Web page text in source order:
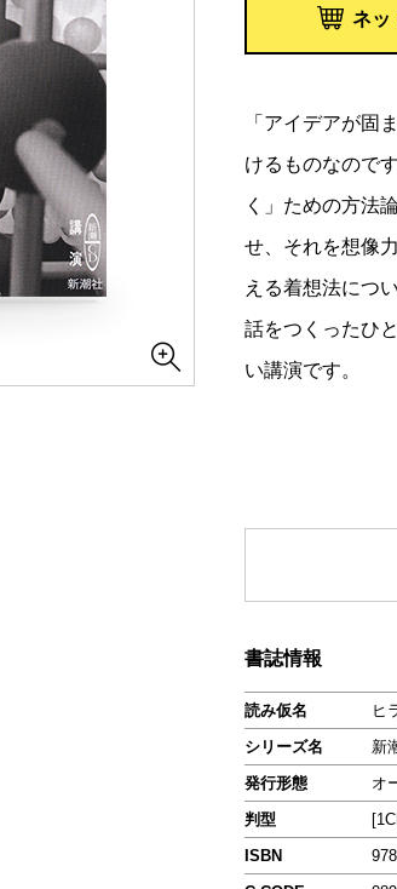
ネッ
「アイデアが固
けるものなので
く」ための方法
せ、それを想像
える着想法につ
話をつくったひ
い講演です。
書誌情報
読み仮名
ヒ
シリーズ名
新
発行形態
オ
判型
ISBN